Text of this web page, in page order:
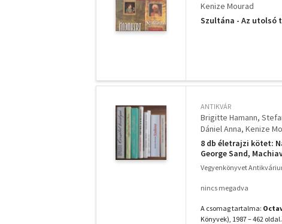
Kenize Mourad
Szultána - Az utolsó
ANTIKVÁR
Brigitte Hamann
Dániel Anna Kenize
8 db életrajzi kötet:
George Sand,
Vegyenkönyvet
nincs megadva
A csomag tartalma:
Könyvek), 1987 – 462 oldal.